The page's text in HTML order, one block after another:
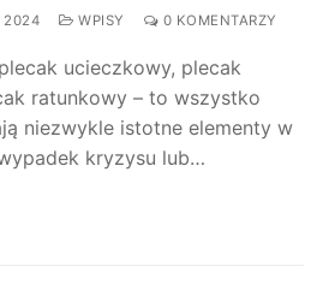
2024 WPISY 0 KOMENTARZY
ucieczkowy, plecak
ratunkowy – to wszystko
niezwykle istotne elementy w
kryzysu lub…